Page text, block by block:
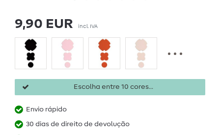
9,90 EUR incl. IVA
Escolha entre 10 cores...
Envio rápido
30 dias de direito de devolução